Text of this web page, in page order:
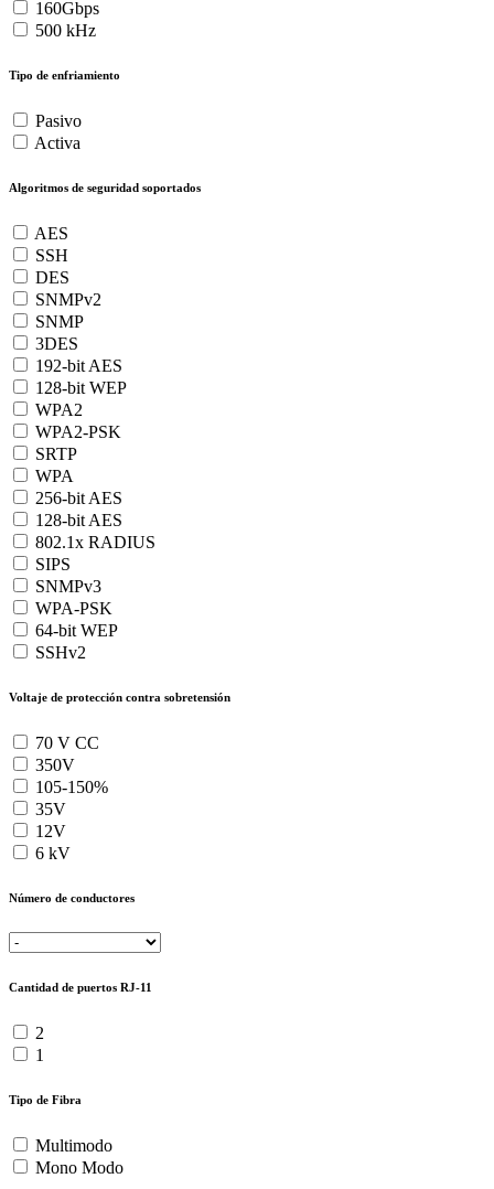
160Gbps
500 kHz
Tipo de enfriamiento
Pasivo
Activa
Algoritmos de seguridad soportados
AES
SSH
DES
SNMPv2
SNMP
3DES
192-bit AES
128-bit WEP
WPA2
WPA2-PSK
SRTP
WPA
256-bit AES
128-bit AES
802.1x RADIUS
SIPS
SNMPv3
WPA-PSK
64-bit WEP
SSHv2
Voltaje de protección contra sobretensión
70 V CC
350V
105-150%
35V
12V
6 kV
Número de conductores
Cantidad de puertos RJ-11
2
1
Tipo de Fibra
Multimodo
Mono Modo